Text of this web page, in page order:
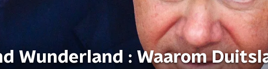
Wunderland : Waarom